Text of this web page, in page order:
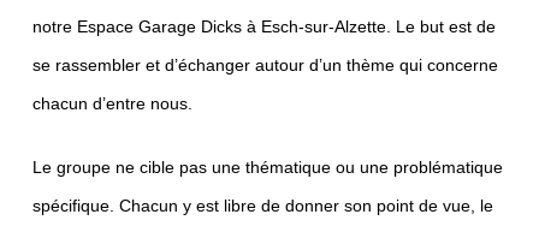
notre Espace Garage Dicks à Esch-sur-Alzette. Le but est de
se rassembler et d’échanger autour d’un thème qui concerne
chacun d’entre nous.
Le groupe ne cible pas une thématique ou une problématique
spécifique. Chacun y est libre de donner son point de vue, le